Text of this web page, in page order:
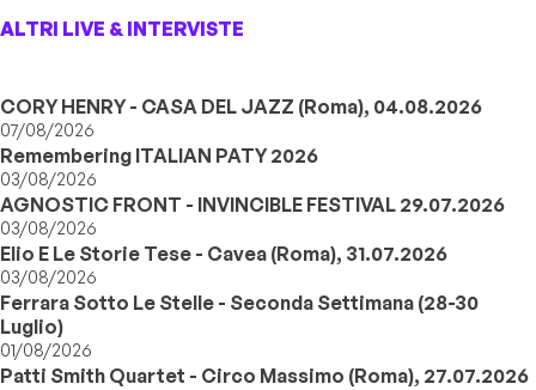
ALTRI LIVE & INTERVISTE
CORY HENRY - CASA DEL JAZZ (Roma), 04.08.2026
07/08/2026
Remembering ITALIAN PATY 2026
03/08/2026
AGNOSTIC FRONT - INVINCIBLE FESTIVAL 29.07.2026
03/08/2026
Elio E Le Storie Tese - Cavea (Roma), 31.07.2026
03/08/2026
Ferrara Sotto Le Stelle - Seconda Settimana (28-30
Luglio)
01/08/2026
Patti Smith Quartet - Circo Massimo (Roma), 27.07.2026